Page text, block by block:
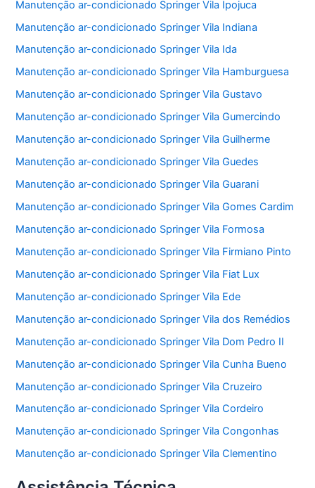
Manutenção ar-condicionado Springer Vila Ipojuca
Manutenção ar-condicionado Springer Vila Indiana
Manutenção ar-condicionado Springer Vila Ida
Manutenção ar-condicionado Springer Vila Hamburguesa
Manutenção ar-condicionado Springer Vila Gustavo
Manutenção ar-condicionado Springer Vila Gumercindo
Manutenção ar-condicionado Springer Vila Guilherme
Manutenção ar-condicionado Springer Vila Guedes
Manutenção ar-condicionado Springer Vila Guarani
Manutenção ar-condicionado Springer Vila Gomes Cardim
Manutenção ar-condicionado Springer Vila Formosa
Manutenção ar-condicionado Springer Vila Firmiano Pinto
Manutenção ar-condicionado Springer Vila Fiat Lux
Manutenção ar-condicionado Springer Vila Ede
Manutenção ar-condicionado Springer Vila dos Remédios
Manutenção ar-condicionado Springer Vila Dom Pedro II
Manutenção ar-condicionado Springer Vila Cunha Bueno
Manutenção ar-condicionado Springer Vila Cruzeiro
Manutenção ar-condicionado Springer Vila Cordeiro
Manutenção ar-condicionado Springer Vila Congonhas
Manutenção ar-condicionado Springer Vila Clementino